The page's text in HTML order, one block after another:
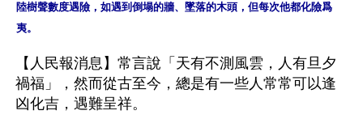
陸樹聲數度遇險，如遇到倒塌的牆、墜落的木頭，但每次他都化險爲
【人民報消息】常言說「天有不測風雲，人有旦夕
禍福」，然而從古至今，總是有一些人常常可以逢
凶化吉，遇難呈祥。